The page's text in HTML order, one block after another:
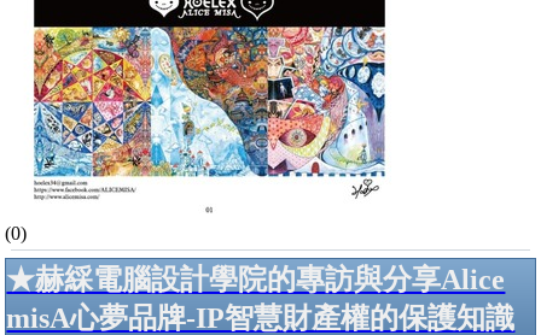
(0)
★赫綵電腦設計學院的專訪與分享Alice
misA心夢品牌-IP智慧財產權的保護知識